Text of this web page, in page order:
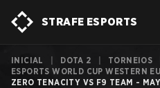
STRAFE ESPORTS
INICIAL DOTA 2 TORNEIOS
ESPORTS WORLD CUP WESTERN
ZERO TENACITY VS F9 TEAM -